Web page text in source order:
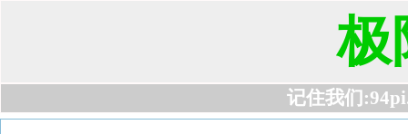
极
记住我们